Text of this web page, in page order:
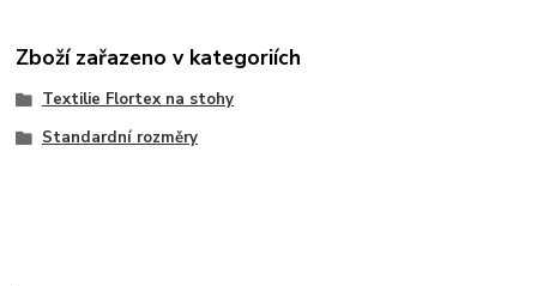
Zboží zařazeno v kategoriích
Textilie Flortex na stohy
Standardní rozměry